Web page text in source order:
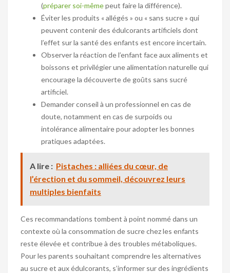
(préparer soi-mêmepeut faire la différence).
Éviter les produits « allégés » ou « sans sucre » qui
peuvent contenir des édulcorants artificiels dont
l’effet sur la santé des enfants est encore incertain.
Observer la réaction de l’enfant face aux aliments et
boissons et privilégier une alimentation naturelle qui
encourage la découverte de goûts sans sucré
artificiel.
Demander conseil à un professionnel en cas de
doute, notamment en cas de surpoids ou
intolérance alimentaire pour adopter les bonnes
pratiques adaptées.
A lire : Pistaches : alliées du cœur, de
l’érection et du sommeil, découvrez leurs
multiples bienfaits
Ces recommandations tombent à point nommé dans un
contexte où la consommation de sucre chez les enfants
reste élevée et contribue à des troubles métaboliques.
Pour les parents souhaitant comprendre les alternatives
au sucre et aux édulcorants, s’informer sur des ingrédients